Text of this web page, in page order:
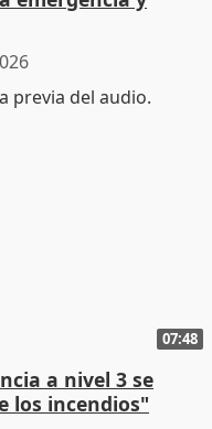
07:48
a nivel 3 se
los incendios"